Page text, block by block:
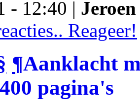
- 12:40 |
Reageer!
¶Aanklacht
pagina's